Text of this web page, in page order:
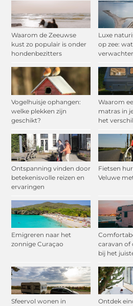
Waarom de Zeeuwse
kust zo populair is onder
hondenbezitters
Luxe
op zee:
Vogelhuisje ophangen:
welke plekken zijn
geschikt?
Waarom
matras in
het
Ontspanning vinden door
betekenisvolle reizen en
ervaringen
Fietsen
Veluwe
Emigreren naar het
zonnige Curaçao
caravan of
bij het
Sfeervol wonen in
Ontdek